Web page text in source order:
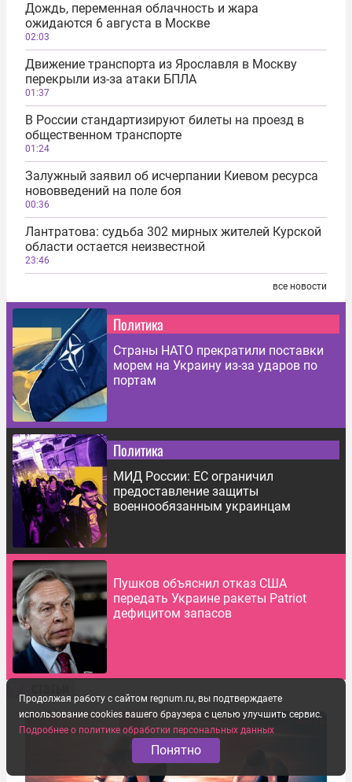
Дождь, переменная облачность и жара
ожидаются 6 августа в Москве
02:03
Движение транспорта из Ярославля в Москву
перекрыли из-за атаки БПЛА
01:37
В России стандартизируют билеты на проезд в
общественном транспорте
01:24
Залужный заявил об исчерпании Киевом ресурса
нововведений на поле боя
00:36
Лантратова: судьба 302 мирных жителей Курской
области остается неизвестной
23:46
все новости
Политика
Страны НАТО прекратили поставки
морем на Украину из-за ударов по
портам
Политика
МИД России: ЕС ограничил
предоставление защиты
военнообязанным украинцам
Пушков объяснил отказ США
передать Украине ракеты Patriot
дефицитом запасов
Продолжая работу с сайтом regnum.ru, вы подтверждаете
использование cookies вашего браузера с целью улучшить сервис.
Подробнее о политике обработки персональных данных
Понятно